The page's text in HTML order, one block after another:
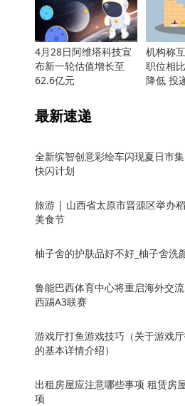
4月28日阿维塔科技宣
布新一轮估值增长至
62.6亿元
机构称
职位相
降低 投
最新速递
全新缤智创意彩绘车闪现夏日市
快闪计划
旅游 | 山西省太原市晋源区举办
美食节
柚子舍的护肤品好不好_柚子舍洗
鲁能巴西体育中心将重启海外交
西踢A3联赛
游戏厅打鱼游戏技巧（关于游戏
的基本详情介绍）
出租房屋应注意哪些事项 租赁房
项